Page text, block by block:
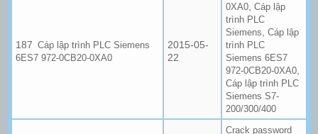
Cáp lập trình PLC Siemens
6ES7 972-0CB20-0XA0
2015-05-
22
0XA0 Cáp lập
trình PLC
Siemens Cáp lập
trình PLC
Siemens 6ES7
972-0CB20-0XA0
Cáp lập trình PLC
Siemens S7-
200/300/400
Crack password